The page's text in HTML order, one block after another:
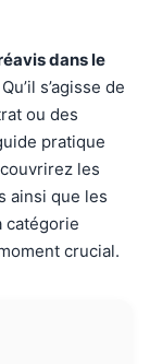
dans le
s’agisse de
ou des
pratique
les
ainsi que les
catégorie
crucial.